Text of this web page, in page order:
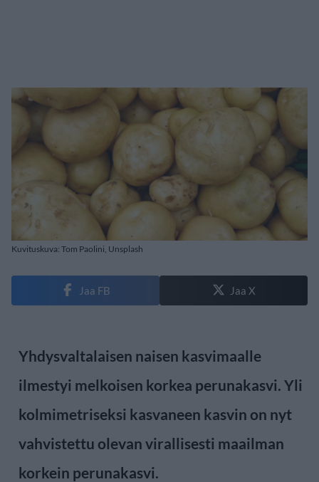
Kuvituskuva: Tom Paolini, Unsplash
Jaa FB Jaa X
Yhdysvaltalaisen naisen kasvimaalle
ilmestyi melkoisen korkea perunakasvi. Yli
kolmimetriseksi kasvaneen kasvin on nyt
vahvistettu olevan virallisesti maailman
korkein perunakasvi.